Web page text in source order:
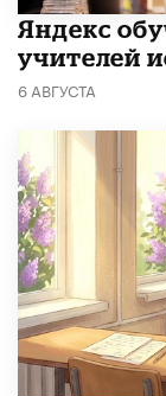
​Яндекс
учителей
6 АВГУСТА